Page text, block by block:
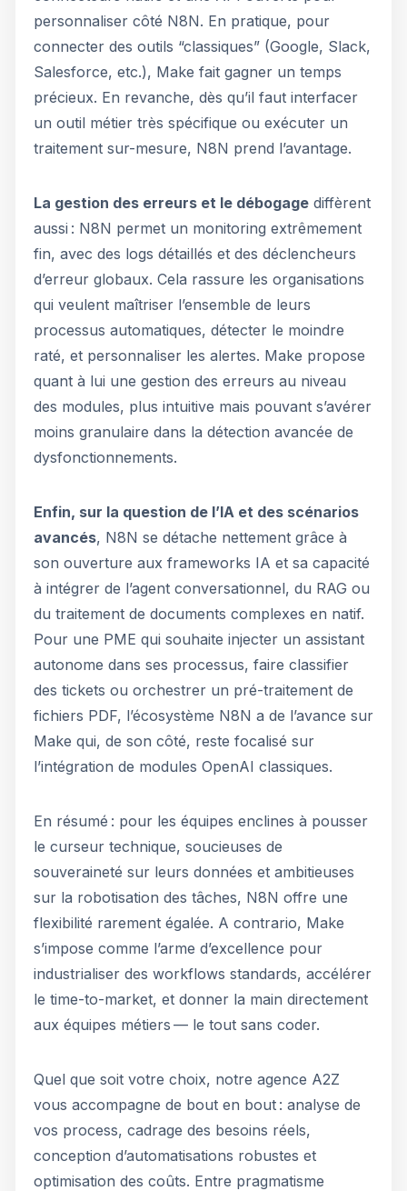
personnaliser côté N8N. En pratique, pour
connecter des outils “classiques” (Google, Slack,
Salesforce, etc.), Make fait gagner un temps
précieux. En revanche, dès qu’il faut interfacer
un outil métier très spécifique ou exécuter un
traitement sur-mesure, N8N prend l’avantage.
La gestion des erreurs et le débogage diffèrent
aussi : N8N permet un monitoring extrêmement
fin, avec des logs détaillés et des déclencheurs
d’erreur globaux. Cela rassure les organisations
qui veulent maîtriser l’ensemble de leurs
processus automatiques, détecter le moindre
raté, et personnaliser les alertes. Make propose
quant à lui une gestion des erreurs au niveau
des modules, plus intuitive mais pouvant s’avérer
moins granulaire dans la détection avancée de
dysfonctionnements.
Enfin, sur la question de l’IA et des scénarios
avancés, N8N se détache nettement grâce à
son ouverture aux frameworks IA et sa capacité
à intégrer de l’agent conversationnel, du RAG ou
du traitement de documents complexes en natif.
Pour une PME qui souhaite injecter un assistant
autonome dans ses processus, faire classifier
des tickets ou orchestrer un pré-traitement de
fichiers PDF, l’écosystème N8N a de l’avance sur
Make qui, de son côté, reste focalisé sur
l’intégration de modules OpenAI classiques.
En résumé : pour les équipes enclines à pousser
le curseur technique, soucieuses de
souveraineté sur leurs données et ambitieuses
sur la robotisation des tâches, N8N offre une
flexibilité rarement égalée. A contrario, Make
s’impose comme l’arme d’excellence pour
industrialiser des workflows standards, accélérer
le time-to-market, et donner la main directement
aux équipes métiers — le tout sans coder.
Quel que soit votre choix, notre agence A2Z
vous accompagne de bout en bout : analyse de
vos process, cadrage des besoins réels,
conception d’automatisations robustes et
optimisation des coûts. Entre pragmatisme